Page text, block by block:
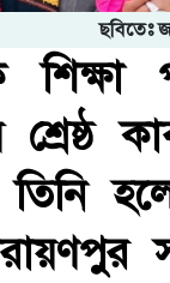
ছবিতেঃ
তিনি